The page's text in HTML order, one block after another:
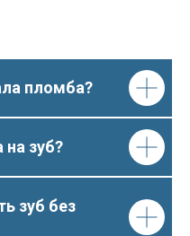
пломба?
зуб?
зуб без